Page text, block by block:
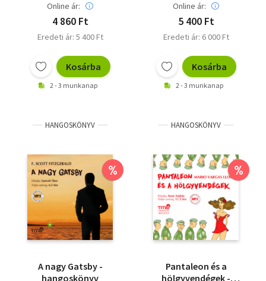
Online ár:
4 860 Ft
Eredeti ár: 5 400 Ft
Kosárba
2 - 3 munkanap
Online ár:
5 400 Ft
Eredeti ár: 6 000 Ft
Kosárba
2 - 3 munkanap
HANGOSKÖNYV
%
A nagy Gatsby -
hangoskönyv
HANGOSKÖNYV
%
Pantaleon és a
hölgyvendégek -